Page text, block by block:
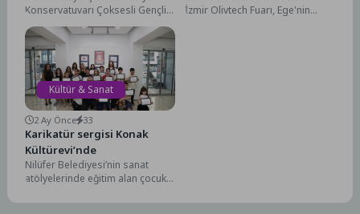
Döndü
Konservatuvarı Çoksesli Gençlik
Korosu ve Çocuk Korosu,
katıldıkları ulusal ve uluslararası
festivallerde...
İzmir Olivtech Fuarı, Ege'nin
Kültür & Sanat
2 Ay Önce 33
Karikatür sergisi Konak
Kültürevi’nde
Nilüfer Belediyesi’nin sanat
atölyelerinde eğitim alan çocuk
karikatürler, Konak Kültürevi’nde